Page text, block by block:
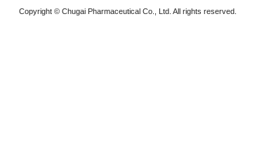
Copyright © Chugai Pharmaceutical Co., Ltd. All rights reserved.